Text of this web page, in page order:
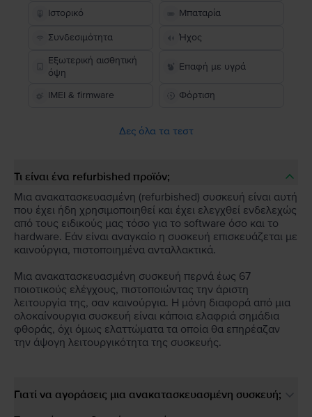
Ιστορικό Μπαταρία
Συνδεσιμότητα
Ήχος
Εξωτερική αισθητική
όψη
Επαφή με υγρά
IMEI & firmware Φόρτιση
Δες όλα τα τεστ
Τι είναι ένα refurbished προϊόν;
Μια ανακατασκευασμένη (refurbished) συσκευή είναι αυτή
που έχει ήδη χρησιμοποιηθεί και έχει ελεγχθεί ενδελεχώς
από τους ειδικούς μας τόσο για το software όσο και το
hardware. Εάν είναι αναγκαίο η συσκευή επισκευάζεται με
καινούργια, πιστοποιημένα ανταλλακτικά.
Μια ανακατασκευασμένη συσκευή περνά έως 67
ποιοτικούς ελέγχους, πιστοποιώντας την άριστη
λειτουργία της, σαν καινούργια. Η μόνη διαφορά από μια
ολοκαίνουργια συσκευή είναι κάποια ελαφριά σημάδια
φθοράς, όχι όμως ελαττώματα τα οποία θα επηρέαζαν
την άψογη λειτουργικότητα της συσκευής.
Γιατί να αγοράσεις μια ανακατασκευασμένη συσκευή;